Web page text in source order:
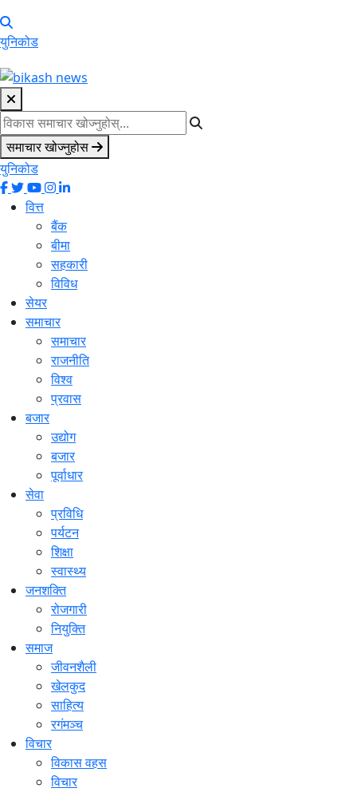
युनिकोड
समाचार खोज्नुहोस
युनिकोड
वित्त
बैंक
बीमा
सहकारी
विविध
सेयर
समाचार
समाचार
राजनीति
विश्व
प्रवास
बजार
उद्योग
बजार
पूर्वाधार
सेवा
प्रविधि
पर्यटन
शिक्षा
स्वास्थ्य
जनशक्ति
रोजगारी
नियुक्ति
समाज
जीवनशैली
खेलकुद
साहित्य
रगंमञ्च
विचार
विकास वहस
विचार